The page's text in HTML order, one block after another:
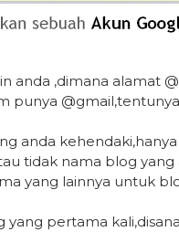
anda ,dimana alamat
punya
anda
tidak nama blog
yang lainnya untuk
pertama